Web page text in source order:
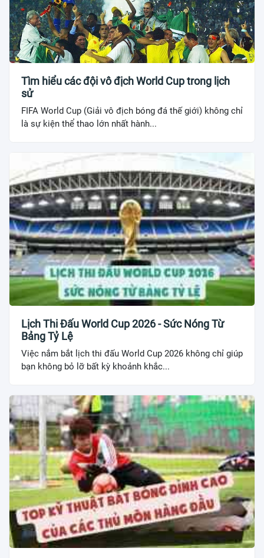
Tìm hiểu các đội vô địch World Cup trong lịch
sử
FIFA World Cup (Giải vô địch bóng đá thế giới) không chỉ
là sự kiện thể thao lớn nhất hành...
Lịch Thi Đấu World Cup 2026 - Sức Nóng Từ
Bảng Tỷ Lệ
Việc nắm bắt lịch thi đấu World Cup 2026 không chỉ giúp
bạn không bỏ lỡ bất kỳ khoảnh khắc...